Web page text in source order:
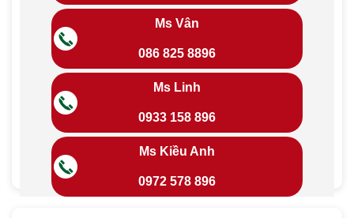
Ms Vân
086 825 8896
Ms Linh
0933 158 896
Ms Kiều Anh
0972 578 896